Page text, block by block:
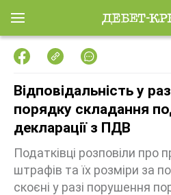
Відповідальність у
порядку складання
декларації з ПДВ
Податківці розповіли про
штрафів та їх розміри за
скоєні у разі порушення